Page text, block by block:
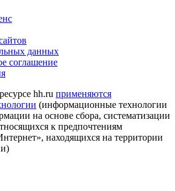
данных
соглашение
hh.ru применяются
(информационные технологии
на основе сбора, систематизации
к предпочтениям
находящихся на территории